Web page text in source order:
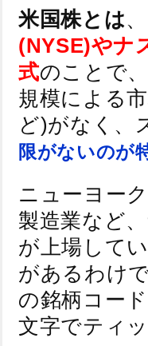
米国株とは、
(NYSE)やナ
式のことで
規模による
ど)がなく、
限がないのが
ニューヨー
製造業など
が上場して
があるわけ
の銘柄コー
文字でティ